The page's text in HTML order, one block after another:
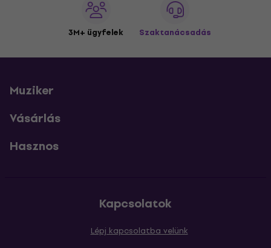
3M+ ügyfelek Szaktanácsadás
Muziker
Vásárlás
Hasznos
Kapcsolatok
Lépj kapcsolatba velünk